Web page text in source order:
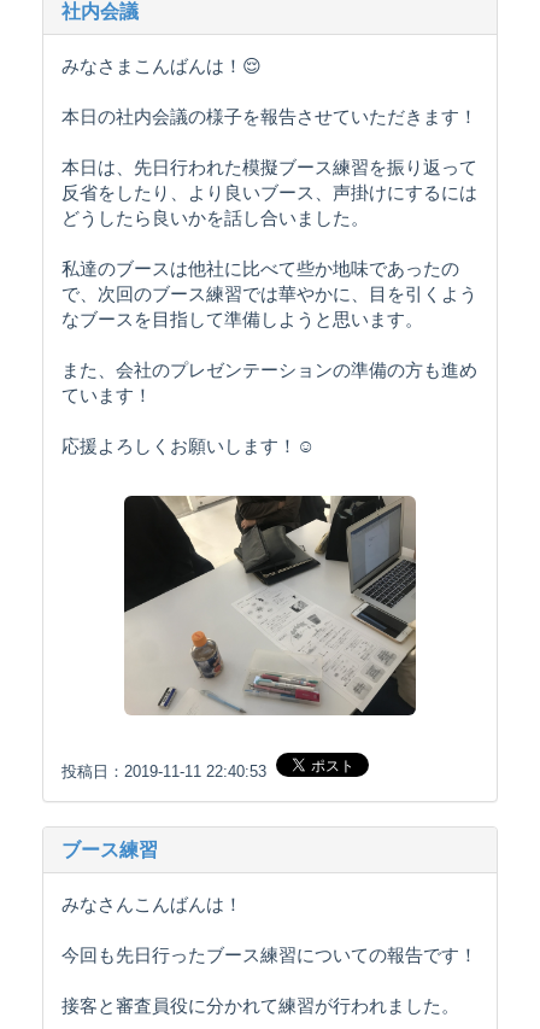
社内会議
みなさまこんばんは！😌
本日の社内会議の様子を報告させていただきます！
本日は、先日行われた模擬ブース練習を振り返って
反省をしたり、より良いブース、声掛けにするには
どうしたら良いかを話し合いました。
私達のブースは他社に比べて些か地味であったの
で、次回のブース練習では華やかに、目を引くよう
なブースを目指して準備しようと思います。
また、会社のプレゼンテーションの準備の方も進め
ています！
応援よろしくお願いします！☺️
投稿日：2019-11-11 22:40:53
ブース練習
みなさんこんばんは！
今回も先日行ったブース練習についての報告です！
接客と審査員役に分かれて練習が行われました。